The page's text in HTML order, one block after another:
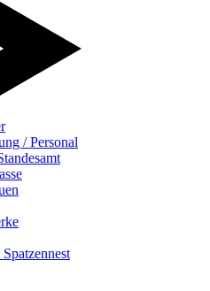
/ Personal